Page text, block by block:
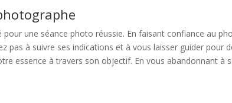
une séance photo réussie. En faisant confiance au
pas à suivre ses indications et à vous laisser guider
essence à travers son objectif. En vous abandonnant